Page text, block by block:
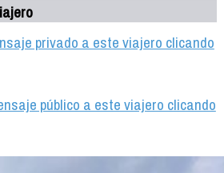
privado a este viajero clicando
público a este viajero clicando